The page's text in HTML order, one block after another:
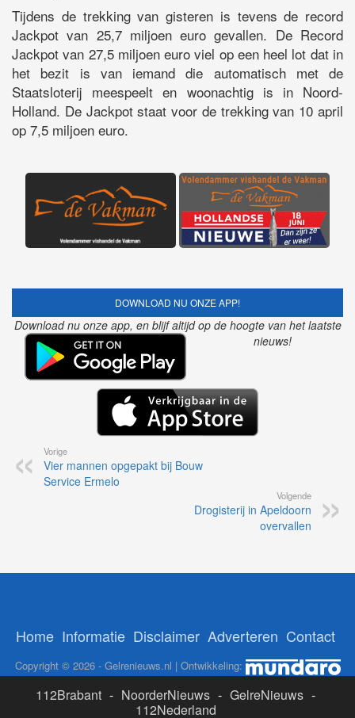
Tijdens de trekking van gisteren is tevens de record
Jackpot van 25,7 miljoen euro gevallen. De Record
Jackpot van 27,5 miljoen euro viel op een heel lot dat in
het bezit is van iemand die automatisch met de
Staatsloterij meespeelt en woonachtig is in Noord-
Holland. De Jackpot staat voor de trekking van 10 april
op 7,5 miljoen euro.
DOWNLOAD NU ONZE APP!
Download nu onze app, en blijf altijd op de hoogte van het laatste
nieuws!
Vorige
Vier mannen opgepakt bij Bouw
Service Ermelo
Volgende
Drogisterij in Apeldoorn
overvallen
Home Informatie Disclaimer Adverteren Contact
Copyright © 2026 - Gelrenieuws.nl | Ontwikkeling:
112Brabant - NoorderNieuws - GelreNieuws -
112Nederland